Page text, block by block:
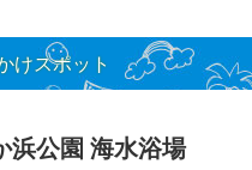
けスポット
浜公園 海水浴場